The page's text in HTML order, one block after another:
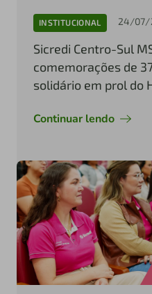
solidário em prol do
Continuar lendo
COOPERATIVISMO 24/
Sicredi Centro-Sul